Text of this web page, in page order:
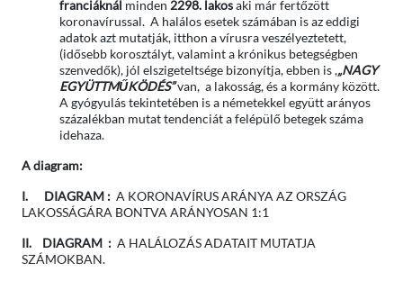
franciáknál minden 2298. lakosaki már fertőzött
koronavírussal. A halálos esetek számában is az eddigi
adatok azt mutatják, itthon a vírusra veszélyeztetett,
(idősebb korosztályt, valamint a krónikus betegségben
szenvedők), jól elszigeteltsége bizonyítja, ebben is ,„NAGY
EGYÜTTMŰKÖDÉS”van, a lakosság, és a kormány között.
A gyógyulás tekintetében is a németekkel együtt arányos
százalékban mutat tendenciát a felépülő betegek száma
idehaza.
A diagram:
I. DIAGRAM :A KORONAVÍRUS ARÁNYA AZ ORSZÁG
LAKOSSÁGÁRA BONTVA ARÁNYOSAN 1:1
II. DIAGRAM :A HALÁLOZÁS ADATAIT MUTATJA
SZÁMOKBAN.